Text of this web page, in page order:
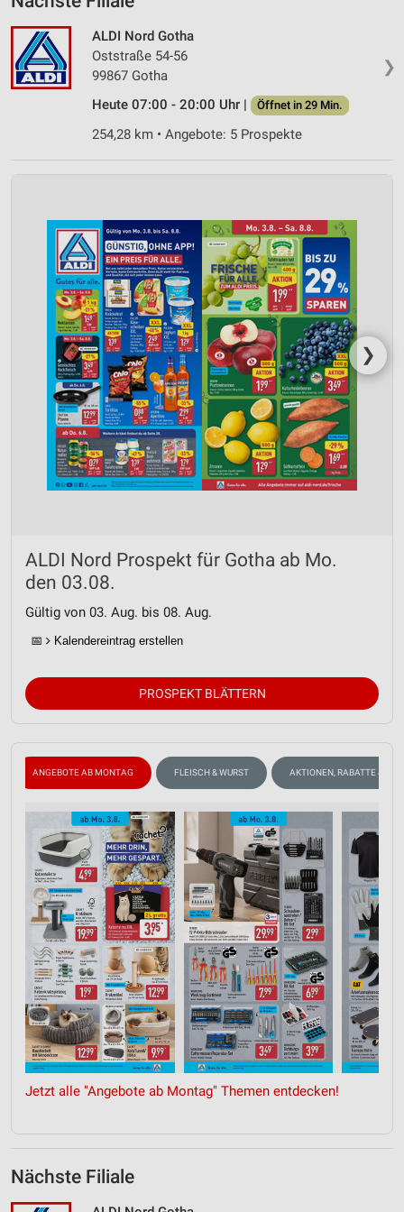
❯
ALDI Nord Gotha
Oststraße 54-56
99867 Gotha
Heute 07:00 - 20:00 Uhr |
Öffnet in 29 Min.
254,28 km • Angebote: 5 Prospekte
❯
ALDI Nord Prospekt für Gotha ab Mo.
den 03.08.
Gültig von 03. Aug. bis 08. Aug.
📅 Kalendereintrag erstellen
PROSPEKT BLÄTTERN
ANGEBOTE AB MONTAG FLEISCH & WURST AKTIONEN, RABATTE &
Jetzt alle "Angebote ab Montag" Themen entdecken!
Nächste Filiale